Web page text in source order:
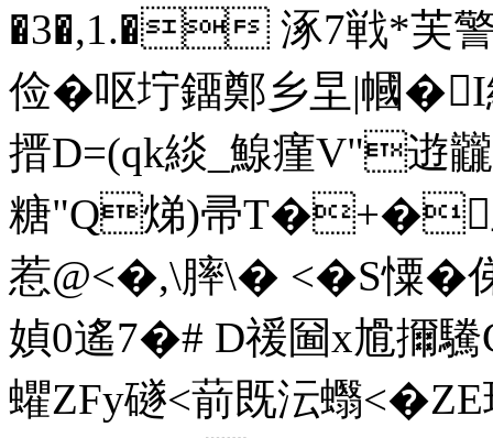
�3�,1.� 涿7戦*芙警~
俭� 呕坾鐂鄭乡圼|幗
搢 D=(qk緂_鰁瘽V"逰
糖"Q焍)帚T�+�
惹@<�,\膟\� <�S憟
媜0遙7�# D禐圙x尳
蠷ZFy礈<葥既沄蠮<�